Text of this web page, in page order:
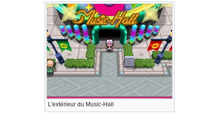
L'extérieur du Music-Hall